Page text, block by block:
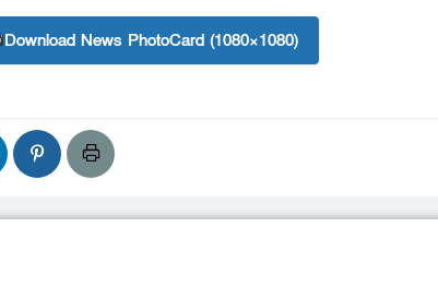
Download News PhotoCard (1080×1080)